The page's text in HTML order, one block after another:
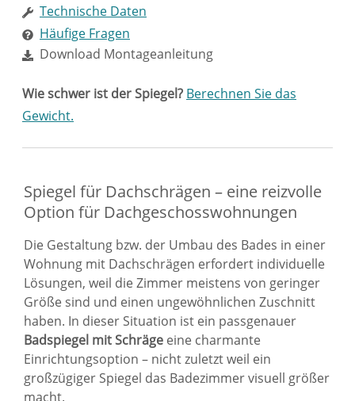
Spiegel für Dachschrägen – eine reizvolle
Option für Dachgeschosswohnungen
Die Gestaltung bzw. der Umbau des Bades in einer
Wohnung mit Dachschrägen erfordert individuelle
Lösungen, weil die Zimmer meistens von geringer
Größe sind und einen ungewöhnlichen Zuschnitt
haben. In dieser Situation ist ein passgenauer
Badspiegel mit Schräge eine charmante
Einrichtungsoption – nicht zuletzt weil ein
großzügiger Spiegel das Badezimmer visuell größer
macht.
Technische Daten
Häufige Fragen
Download Montageanleitung
Wie schwer ist der Spiegel? Berechnen Sie das
Gewicht.